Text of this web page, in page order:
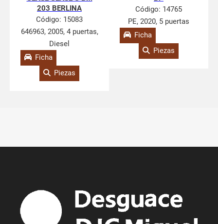
203 BERLINA
Código: 15083
646963, 2005, 4 puertas,
Diesel
Ficha
Piezas
Código: 14765
PE, 2020, 5 puertas
Ficha
Piezas